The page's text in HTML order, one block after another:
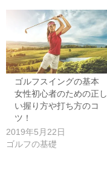
ゴルフスイングの基本
女性初心者のための正し
い握り方や打ち方のコ
ツ！
2019年5月22日
ゴルフの基礎